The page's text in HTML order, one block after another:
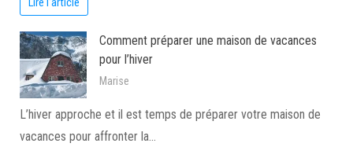
Lire l'article
Comment préparer une maison de vacances
pour l’hiver
Marise
L’hiver approche et il est temps de préparer votre maison de
vacances pour affronter la…